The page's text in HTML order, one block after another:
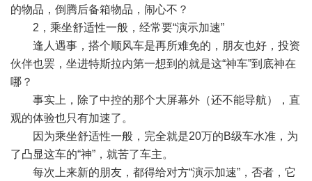
的物品，倒腾后备箱物品，闹心不？
2，乘坐舒适性一般，经常要“演示加速”
逢人遇事，搭个顺风车是再所难免的，朋友也好，投资
伙伴也罢，坐进特斯拉内第一想到的就是这“神车”到底神在
哪？
事实上，除了中控的那个大屏幕外（还不能导航），直
观的体验也只有加速了。
因为乘坐舒适性一般，完全就是20万的B级车水准，为
了凸显这车的“神”，就苦了车主。
每次上来新的朋友，都得给对方“演示加速”，否者，它